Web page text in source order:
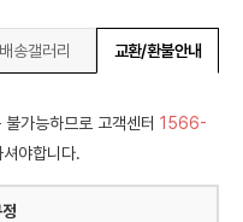
배송갤러리 교환/환불안내
가능하므로 고객센터 1566-
야합니다.